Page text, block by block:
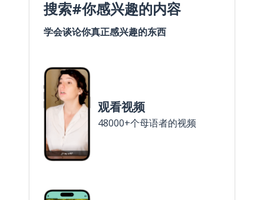
搜索#你感兴趣的内容
学会谈论你真正感兴趣的东西
观看视频
48000+个母语者的视频